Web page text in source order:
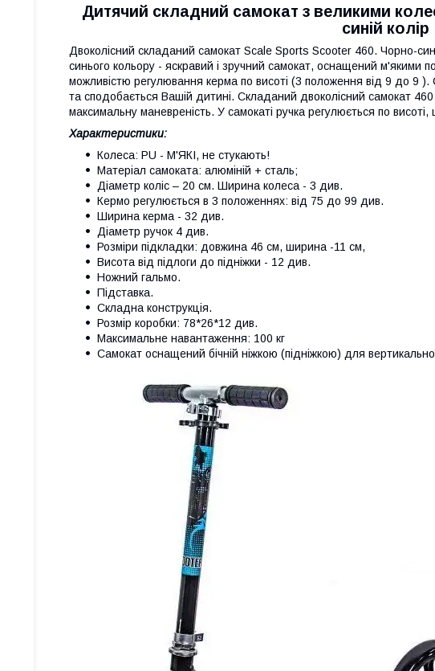
Дитячий складний самокат з великими
синій колір
Двоколісний складаний самокат Scale Sports Scooter 460. Чорно-
синього кольору - яскравий і зручний самокат, оснащений м'якими
можливістю регулювання керма по висоті (3 положення від 9 до 9
та сподобається Вашій дитині. Складаний двоколісний самокат
максимальну маневреність. У самокаті ручка регулюється по
Характеристики:
Колеса: PU - М'ЯКІ, не стукають!
Матеріал самоката: алюміній + сталь;
Діаметр коліс – 20 см. Ширина колеса - 3 див.
Кермо регулюється в 3 положеннях: від 75 до 99 див.
Ширина керма - 32 див.
Діаметр ручок 4 див.
Розміри підкладки: довжина 46 см, ширина -11 см,
Висота від підлоги до підніжки - 12 див.
Ножний гальмо.
Підставка.
Складна конструкція.
Розмір коробки: 78*26*12 див.
Максимальне навантаження: 100 кг
Самокат оснащений бічній ніжкою (підніжкою) для